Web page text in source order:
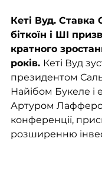
Кеті Вуд. Ставка
біткоїн і ШІ
кратного
років. Кеті Вуд
президентом
Найібом Букеле і
Артуром
конференції,
розширенню